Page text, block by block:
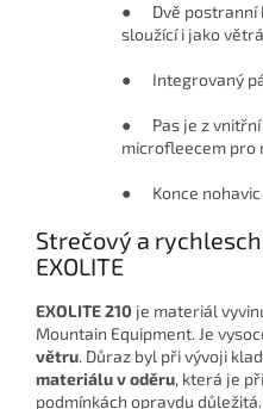
● Dvě postranní
sloužící i jako
● Integrovaný
● Pas je z vnitřní
microfleecem pro
● Konce nohavic
Strečový a
EXOLITE
EXOLITE 210 je materiál
Mountain Equipment. Je
větru. Důraz byl při vývoji
materiálu v oděru, která je
podmínkách opravdu